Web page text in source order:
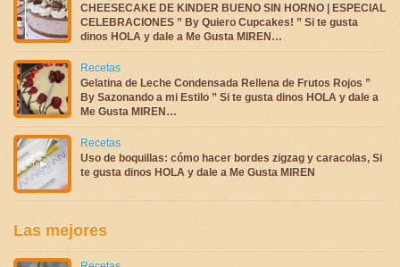
CHEESECAKE DE KINDER BUENO SIN HORNO | ESPECIAL
CELEBRACIONES ” By Quiero Cupcakes! ” Si te gusta
dinos HOLA y dale a Me Gusta MIREN…
Recetas
Gelatina de Leche Condensada Rellena de Frutos Rojos ”
By Sazonando a mi Estilo ” Si te gusta dinos HOLA y dale a
Me Gusta MIREN…
Recetas
Uso de boquillas: cómo hacer bordes zigzag y caracolas, Si
te gusta dinos HOLA y dale a Me Gusta MIREN
Las mejores